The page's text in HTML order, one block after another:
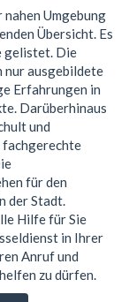
nahen Umgebung
Übersicht. Es
gelistet. Die
nur ausgebildete
Erfahrungen in
Darüberhinaus
und
für den
der Stadt.
Hilfe für Sie
in Ihrer
Anruf und
zu dürfen.